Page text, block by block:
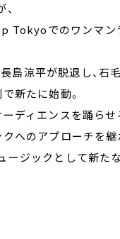
Tokyoでのワンマン
島涼平が脱退し、石
新たに始動。
ディエンスを踊らせ
クへのアプローチを継
ージックとして新た